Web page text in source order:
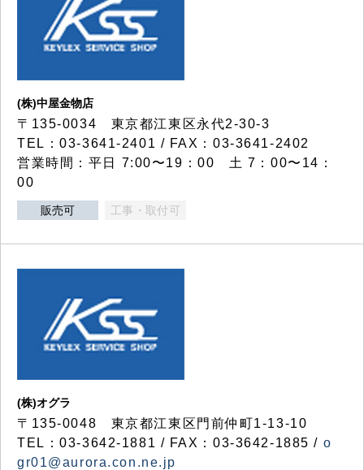
(株)中屋金物店
〒135-0034 東京都江東区永代2-30-3
TEL：03-3641-2401 / FAX：03-3641-2402
営業時間：平日 7:00〜19：00 土 7：00〜14：
00
販売可 工事・取付可
(株)オグラ
〒135-0048 東京都江東区門前仲町1-13-10
TEL：03-3642-1881 / FAX：03-3642-1885 / o
gr01@aurora.con.ne.jp